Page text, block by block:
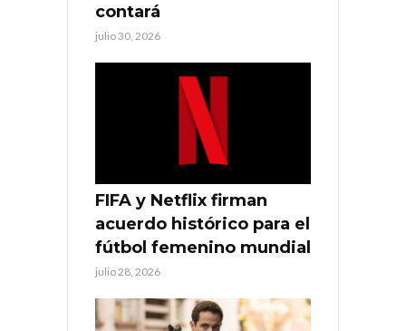
contará
julio 30, 2026
FIFA y Netflix firman
acuerdo histórico para el
fútbol femenino mundial
julio 28, 2026